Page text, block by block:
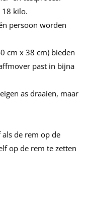
18 kilo.
persoon worden
cm x 38 cm) bieden
past in bijna
as draaien, maar
de rem op de
op de rem te zetten